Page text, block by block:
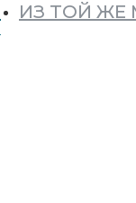
ИЗ ТОЙ ЖЕ